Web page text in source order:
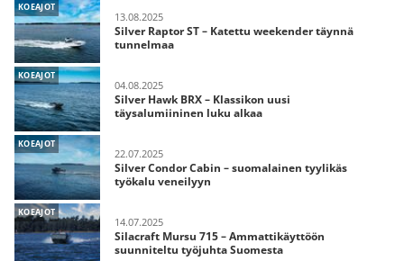
KOEAJOT
13.08.2025
Silver Raptor ST – Katettu weekender täynnä
tunnelmaa
KOEAJOT
04.08.2025
Silver Hawk BRX – Klassikon uusi
täysalumiininen luku alkaa
KOEAJOT
22.07.2025
Silver Condor Cabin – suomalainen tyylikäs
työkalu veneilyyn
KOEAJOT
14.07.2025
Silacraft Mursu 715 – Ammattikäyttöön
suunniteltu työjuhta Suomesta